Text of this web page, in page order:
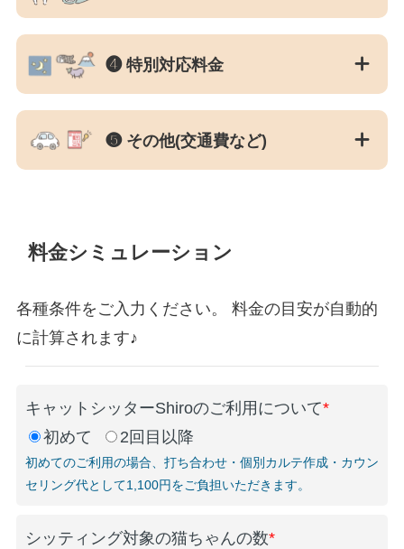
❹ 特別対応料金
❺ その他(交通費など)
料金シミュレーション
各種条件をご入力ください。 料金の目安が自動的
に計算されます♪
キャットシッターShiroのご利用について*
初めて
2回目以降
初めてのご利用の場合、打ち合わせ・個別カルテ作成・カウン
セリング代として1,100円をご負担いただきます。
シッティング対象の猫ちゃんの数*